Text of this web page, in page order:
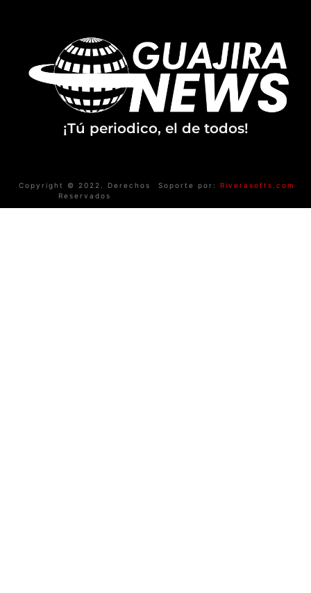
¡Tú periodico, el de todos!
Copyright © 2022. Derechos
Reservados
Soporte por: Riverasofts.com